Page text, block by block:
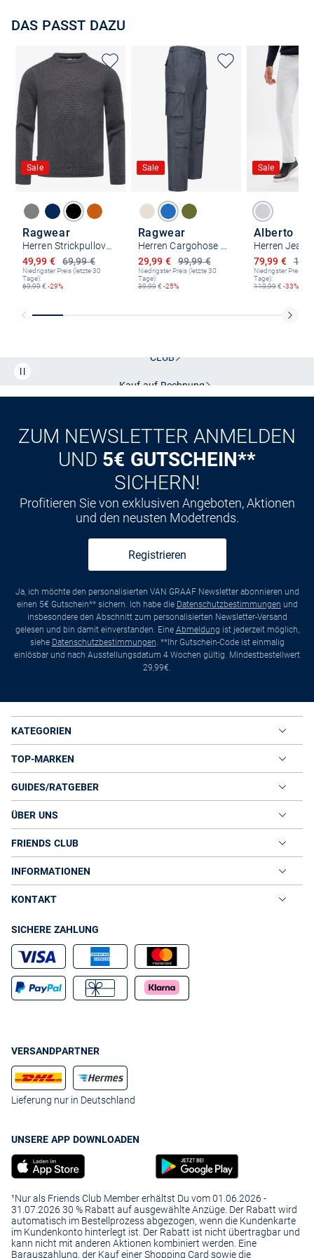
DAS PASST DAZU
Sale
Ragwear
Herren Strickpullover - Larrs
69,99 €
Ermäßigter Preis
49,99 €
Niedrigster Preis (letzte 30
Tage):
69,99€ -29%
Sale
Ragwear
Herren Cargohose - Merly Long Linen
99,99 €
Ermäßigter Preis
29,99 €
Niedrigster Preis (letzte 30
Tage):
39,99€ -25%
Sale
Alberto
Herren Jeans
Ermäßigter
79,99 €
Niedrigster Preis
Tage):
119,99€ -33%
CLUB
Kauf auf Rechnung
ZUM NEWSLETTER ANMELDEN
UND 5€ GUTSCHEIN**
SICHERN!
Profitieren Sie von exklusiven Angeboten, Aktionen
und den neusten Modetrends.
Registrieren
Ja, ich möchte den personalisierten VAN GRAAF Newsletter abonnieren und
einen 5€ Gutschein** sichern. Ich habe die Datenschutzbestimmungen und
insbesondere den Abschnitt zum personalisierten Newsletter-Versand
gelesen und bin damit einverstanden. Eine Abmeldung ist jederzeit möglich,
siehe Datenschutzbestimmungen. **Ihr Gutschein-Code ist einmalig
einlösbar und nach Ausstellungsdatum 4 Wochen gültig. Mindestbestellwert
29,99€.
KATEGORIEN
TOP-MARKEN
GUIDES/RATGEBER
ÜBER UNS
FRIENDS CLUB
INFORMATIONEN
KONTAKT
SICHERE ZAHLUNG
VERSANDPARTNER
Lieferung nur in Deutschland
UNSERE APP DOWNLOADEN
¹Nur als Friends Club Member erhältst Du vom 01.06.2026 -
31.07.2026 30 % Rabatt auf ausgewählte Anzüge. Der Rabatt wird
automatisch im Bestellprozess abgezogen, wenn die Kundenkarte
im Kundenkonto hinterlegt ist. Der Rabatt ist nicht übertragbar und
kann nicht mit anderen Aktionen kombiniert werden. Eine
Barauszahlung, der Kauf einer Shopping Card sowie die